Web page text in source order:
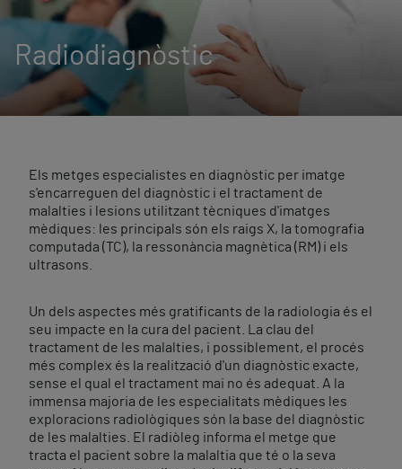
Radiodiagnòstic
Els metges especialistes en diagnòstic per imatge
s'encarreguen del diagnòstic i el tractament de
malalties i lesions utilitzant tècniques d'imatges
mèdiques: les principals són els raigs X, la tomografia
computada (TC), la ressonància magnètica (RM) i els
ultrasons.
Un dels aspectes més gratificants de la radiologia és el
seu impacte en la cura del pacient. La clau del
tractament de les malalties, i possiblement, el procés
més complex és la realització d'un diagnòstic exacte,
sense el qual el tractament mai no és adequat. A la
immensa majoria de les especialitats mèdiques les
exploracions radiològiques són la base del diagnòstic
de les malalties. El radiòleg informa el metge que
tracta el pacient sobre la malaltia que té o la seva